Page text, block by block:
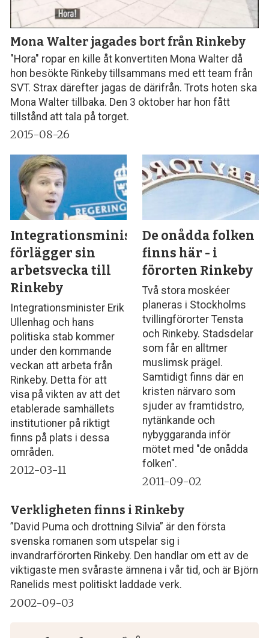
Mona Walter jagades bort från Rinkeby
"Hora" ropar en kille åt konvertiten Mona Walter då
hon besökte Rinkeby tillsammans med ett team från
SVT. Strax därefter jagas de därifrån. Trots hoten ska
Mona Walter tillbaka. Den 3 oktober har hon fått
tillstånd att tala på torget.
2015-08-26
Integrationsministern
förlägger sin
arbetsvecka till
Rinkeby
Integrationsminister Erik
Ullenhag och hans
politiska stab kommer
under den kommande
veckan att arbeta från
Rinkeby. Detta för att
visa på vikten av att det
etablerade samhällets
institutioner på riktigt
finns på plats i dessa
områden.
2012-03-11
De onådda folken
finns här - i
förorten Rinkeby
Två stora moskéer
planeras i Stockholms
tvillingförorter Tensta
och Rinkeby. Stadsdelar
som får en alltmer
muslimsk prägel.
Samtidigt finns där en
kristen närvaro som
sjuder av framtidstro,
nytänkande och
nybyggaranda inför
mötet med "de onådda
folken".
2011-09-02
Verkligheten finns i Rinkeby
”David Puma och drottning Silvia” är den första
svenska romanen som utspelar sig i
invandrarförorten Rinkeby. Den handlar om ett av de
viktigaste men svåraste ämnena i vår tid, och är Björn
Ranelids mest politiskt laddade verk.
2002-09-03